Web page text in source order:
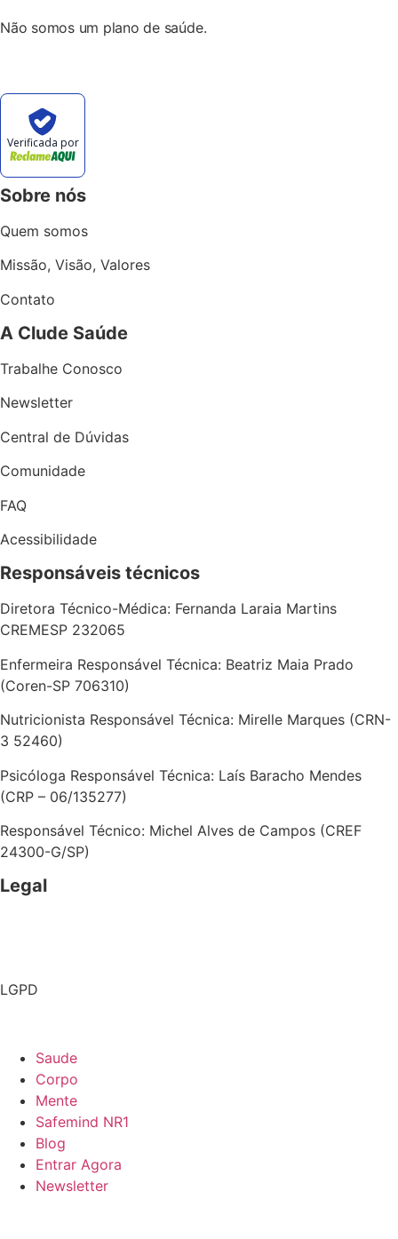
Não somos um plano de saúde.
Verificada por
Sobre nós
Quem somos
Missão, Visão, Valores
Contato
A Clude Saúde
Trabalhe Conosco
Newsletter
Central de Dúvidas
Comunidade
FAQ
Acessibilidade
Responsáveis técnicos
Diretora Técnico-Médica: Fernanda Laraia Martins
CREMESP 232065
Enfermeira Responsável Técnica: Beatriz Maia Prado
(Coren-SP 706310)
Nutricionista Responsável Técnica: Mirelle Marques (CRN-
3 52460)
Psicóloga Responsável Técnica: Laís Baracho Mendes
(CRP – 06/135277)
Responsável Técnico: Michel Alves de Campos (CREF
24300-G/SP)
Legal
LGPD
Saude
Corpo
Mente
Safemind NR1
Blog
Entrar Agora
Newsletter